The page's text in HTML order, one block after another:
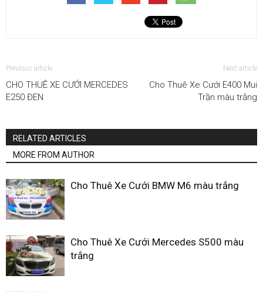
Previous article
CHO THUÊ XE CƯỚI MERCEDES
E250 ĐEN
Next article
Cho Thuê Xe Cưới E400 Mui
Trần màu trắng
RELATED ARTICLES
MORE FROM AUTHOR
Cho Thuê Xe Cưới BMW M6 màu trắng
Cho Thuê Xe Cưới Mercedes S500 màu
trắng